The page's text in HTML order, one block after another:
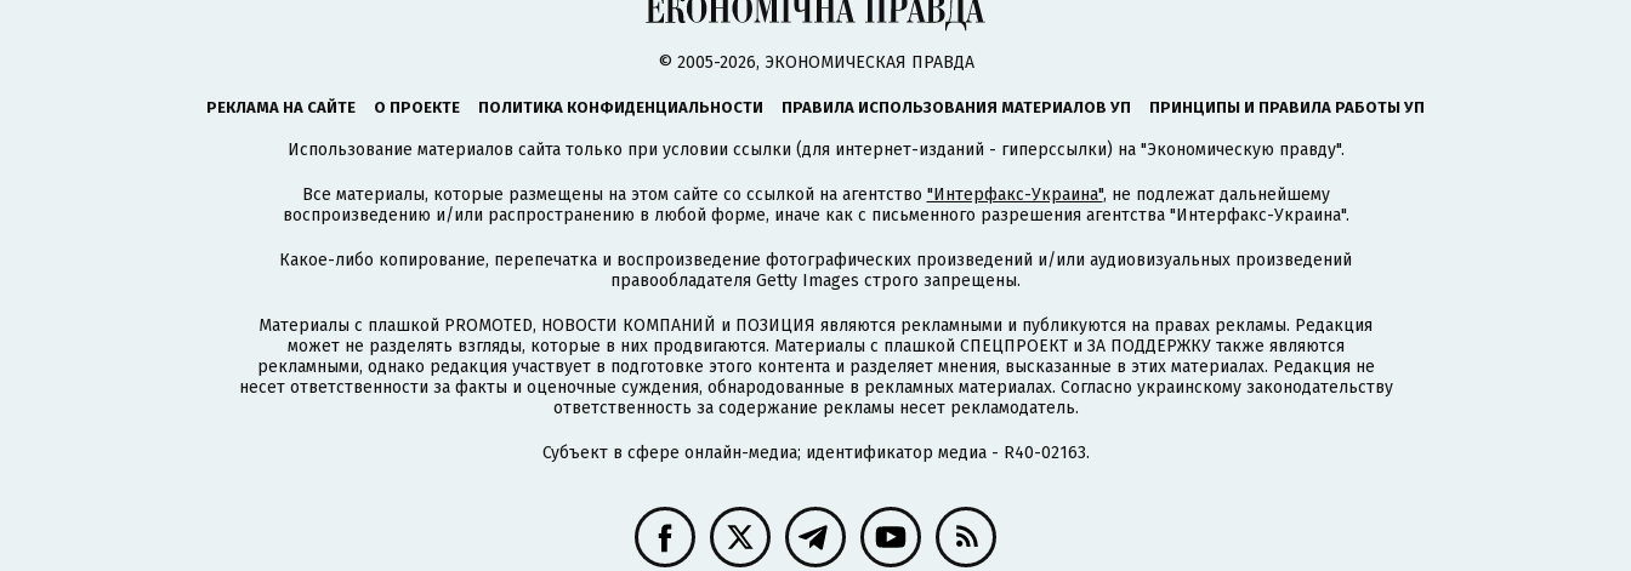
© 2005-2026, ЭКОНОМИЧЕСКАЯ ПРАВДА
РЕКЛАМА НА САЙТЕ О ПРОЕКТЕ ПОЛИТИКА КОНФИДЕНЦИАЛЬНОСТИ ПРАВИЛА ИСПОЛЬЗОВАНИЯ МАТЕРИАЛОВ УП ПРИНЦИПЫ И ПРАВИЛА РАБОТЫ УП
Использование материалов сайта только при условии ссылки (для интернет-изданий - гиперссылки) на "Экономическую правду".
Все материалы, которые размещены на этом сайте со ссылкой на агентство "Интерфакс-Украина", не подлежат дальнейшему
воспроизведению и/или распространению в любой форме, иначе как с письменного разрешения агентства "Интерфакс-Украина".
Какое-либо копирование, перепечатка и воспроизведение фотографических произведений и/или аудиовизуальных произведений
правообладателя Getty Images строго запрещены.
Материалы с плашкой PROMOTED, НОВОСТИ КОМПАНИЙ и ПОЗИЦИЯ являются рекламными и публикуются на правах рекламы. Редакция
может не разделять взгляды, которые в них продвигаются. Материалы с плашкой СПЕЦПРОЕКТ и ЗА ПОДДЕРЖКУ также являются
рекламными, однако редакция участвует в подготовке этого контента и разделяет мнения, высказанные в этих материалах. Редакция не
несет ответственности за факты и оценочные суждения, обнародованные в рекламных материалах. Согласно украинскому законодательству
ответственность за содержание рекламы несет рекламодатель.
Субъект в сфере онлайн-медиа; идентификатор медиа - R40-02163.